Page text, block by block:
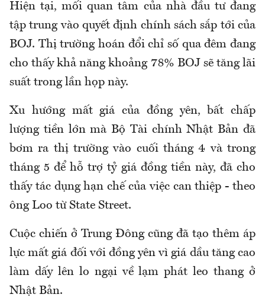
Hiện tại, mối quan tâm của nhà đầu tư đang
tập trung vào quyết định chính sách sắp tới của
BOJ. Thị trường hoán đổi chỉ số qua đêm đang
cho thấy khả năng khoảng 78% BOJ sẽ tăng lãi
suất trong lần họp này.
Xu hướng mất giá của đồng yên, bất chấp
lượng tiền lớn mà Bộ Tài chính Nhật Bản đã
bơm ra thị trường vào cuối tháng 4 và trong
tháng 5 để hỗ trợ tỷ giá đồng tiền này, đã cho
thấy tác dụng hạn chế của việc can thiệp - theo
ông Loo từ State Street.
Cuộc chiến ở Trung Đông cũng đã tạo thêm áp
lực mất giá đối với đồng yên vì giá dầu tăng cao
làm dấy lên lo ngại về lạm phát leo thang ở
Nhật Bản.